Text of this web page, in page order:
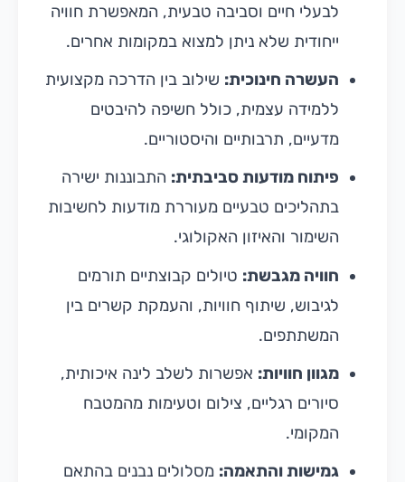
לבעלי חיים וסביבה טבעית, המאפשרת חוויה
ייחודית שלא ניתן למצוא במקומות אחרים.
העשרה חינוכית: שילוב בין הדרכה מקצועית
ללמידה עצמית, כולל חשיפה להיבטים
מדעיים, תרבותיים והיסטוריים.
פיתוח מודעות סביבתית: התבוננות ישירה
בתהליכים טבעיים מעוררת מודעות לחשיבות
השימור והאיזון האקולוגי.
חוויה מגבשת: טיולים קבוצתיים תורמים
לגיבוש, שיתוף חוויות, והעמקת קשרים בין
המשתתפים.
מגוון חוויות: אפשרות לשלב לינה איכותית,
סיורים רגליים, צילום וטעימות מהמטבח
המקומי.
גמישות והתאמה: מסלולים נבנים בהתאם